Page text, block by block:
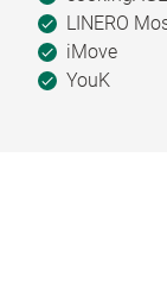
LINERO
iMove
YouK